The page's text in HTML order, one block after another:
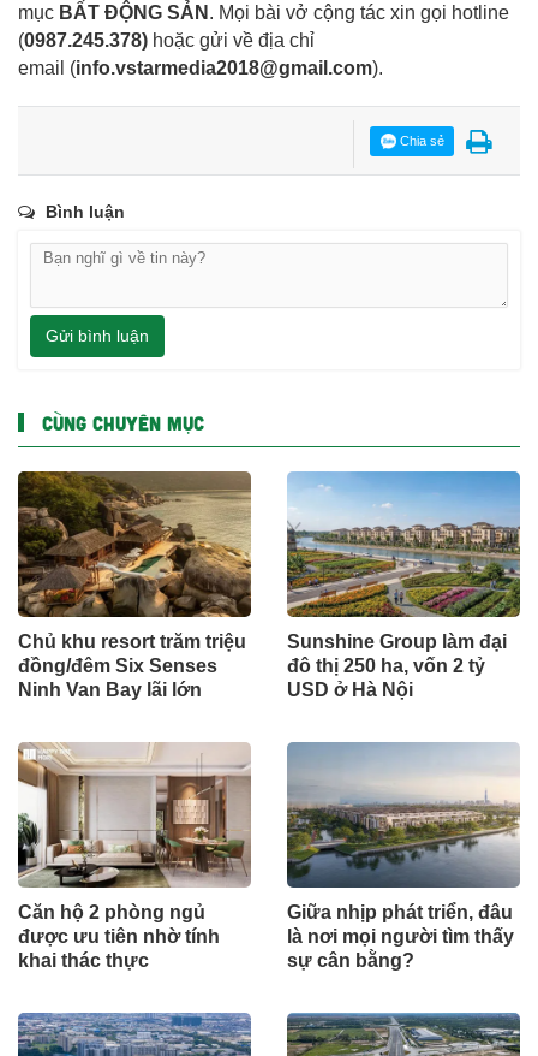
mục BẤT ĐỘNG SẢN . Mọi bài vở cộng tác xin gọi hotline
(0987.245.378) hoặc gửi về địa chỉ
email (info.vstarmedia2018@gmail.com).
Chia sẻ
Bình luận
Gửi bình luận
CÙNG CHUYÊN MỤC
Chủ khu resort trăm triệu
đồng/đêm Six Senses
Ninh Van Bay lãi lớn
Sunshine Group làm đại
đô thị 250 ha, vốn 2 tỷ
USD ở Hà Nội
Căn hộ 2 phòng ngủ
được ưu tiên nhờ tính
khai thác thực
Giữa nhịp phát triển, đâu
là nơi mọi người tìm thấy
sự cân bằng?